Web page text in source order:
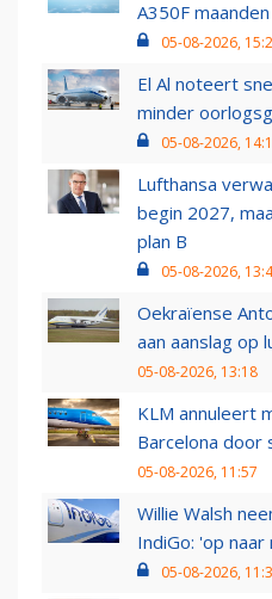
A350F
05-08-2026,
El Al noteert
minder
05-08-2026,
Lufthansa
begin 2027,
plan B
05-08-2026,
Oekraïense
aan aanslag op
05-08-2026, 13:18
KLM annuleert
Barcelona door
05-08-2026, 11:57
Willie Walsh
IndiGo: 'op
05-08-2026,